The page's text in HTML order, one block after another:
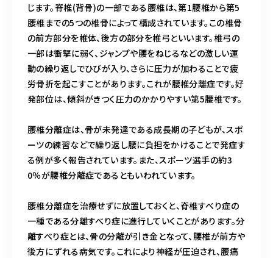
じます。脊椎(背骨)の一部である腰椎は、第1腰椎から第5
腰椎までの5つの椎骨によって構成されています。この椎骨
の前方部分を椎体、後方の部分を椎弓といいます。椎弓の
一部は衝撃に弱く、ジャンプや腰をねじるなどの激しい運
動の繰り返しでひびが入り、さらに圧力が加わることで疲
労骨折を起こすことがあります。これが腰椎分離症です。好
発部位は、傾斜がきつく圧力のかかりやすい第5腰椎です。
腰椎分離症は、骨が未発達である成長期の子どもが、スポ
ーツの練習などで繰り返し腰に負担をかけることで発症す
る例が多く報告されています。また、スポーツ選手の約3
0％が腰椎分離症であるともいわれています。
腰椎分離症を治療せずに放置しておくと、脊椎すべり症の
一種である分離すべり症に進行していくことがあります。分
離すべり症とは、骨の分離が引き金となって、腰椎が前方や
後方にずれる病気です。これにより神経が圧迫され、腰痛